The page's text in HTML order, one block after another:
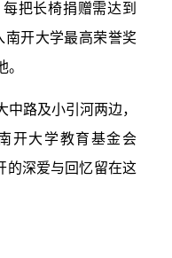
把长椅捐赠需达到
南开大学最高荣誉奖
路及小引河两边，
开大学教育基金会
的深爱与回忆留在这